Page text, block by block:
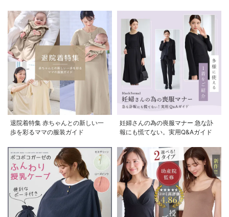
退院着特集 赤ちゃんとの新しい一
歩を彩るママの服装ガイド
妊婦さんの為の喪服マナー 急な訃
報にも慌てない。実用Q&Aガイド